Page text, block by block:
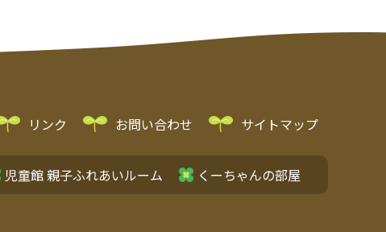
リンク お問い合わせ サイトマップ
児童館 親子ふれあいルーム くーちゃんの部屋